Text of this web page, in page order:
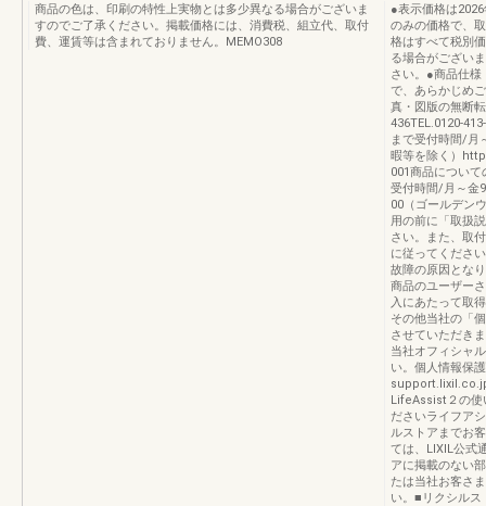
商品の色は、印刷の特性上実物とは多少異なる場合がございま
すのでご了承ください。掲載価格には、消費税、組立代、取付
費、運賃等は含まれておりません。MEMO308
●表示価格は
のみの価格で、
格はすべて税別
る場合がござい
さい。●商品仕様
で、あらかじめ
真・図版の無断
436TEL.0120-
まで受付時間/月
暇等を除く）
001商品につい
受付時間/月～金
00（ゴールデン
用の前に「取扱
さい。また、取
に従ってくださ
故障の原因とな
商品のユーザー
入にあたって取
その他当社の「
させていただき
当社オフィシャ
い。個人情報保
LifeAssist２の使
ださいライフア
ルストアまでお
ては、LIXIL公式
アに掲載のない
たは当社お客さ
い。■リクシル